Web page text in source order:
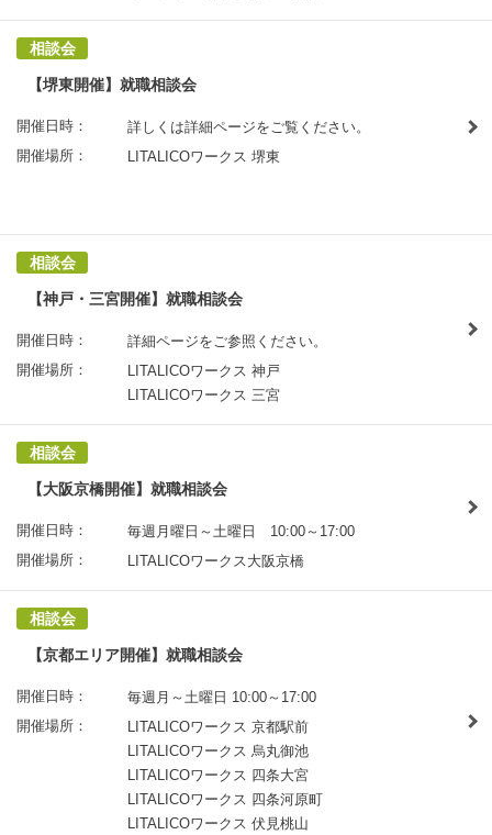
相談会
【堺東開催】就職相談会
開催日時：
詳しくは詳細ページをご覧ください。
開催場所：
LITALICOワークス 堺東
相談会
【神戸・三宮開催】就職相談会
開催日時：
詳細ページをご参照ください。
開催場所：
LITALICOワークス 神戸
LITALICOワークス 三宮
相談会
【大阪京橋開催】就職相談会
開催日時：
毎週月曜日～土曜日 10:00～17:00
開催場所：
LITALICOワークス大阪京橋
相談会
【京都エリア開催】就職相談会
開催日時：
毎週月～土曜日 10:00～17:00
開催場所：
LITALICOワークス 京都駅前
LITALICOワークス 烏丸御池
LITALICOワークス 四条大宮
LITALICOワークス 四条河原町
LITALICOワークス 伏見桃山